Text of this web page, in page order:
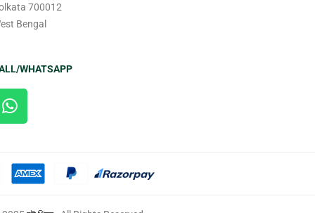
700012
Bengal
WHATSAPP